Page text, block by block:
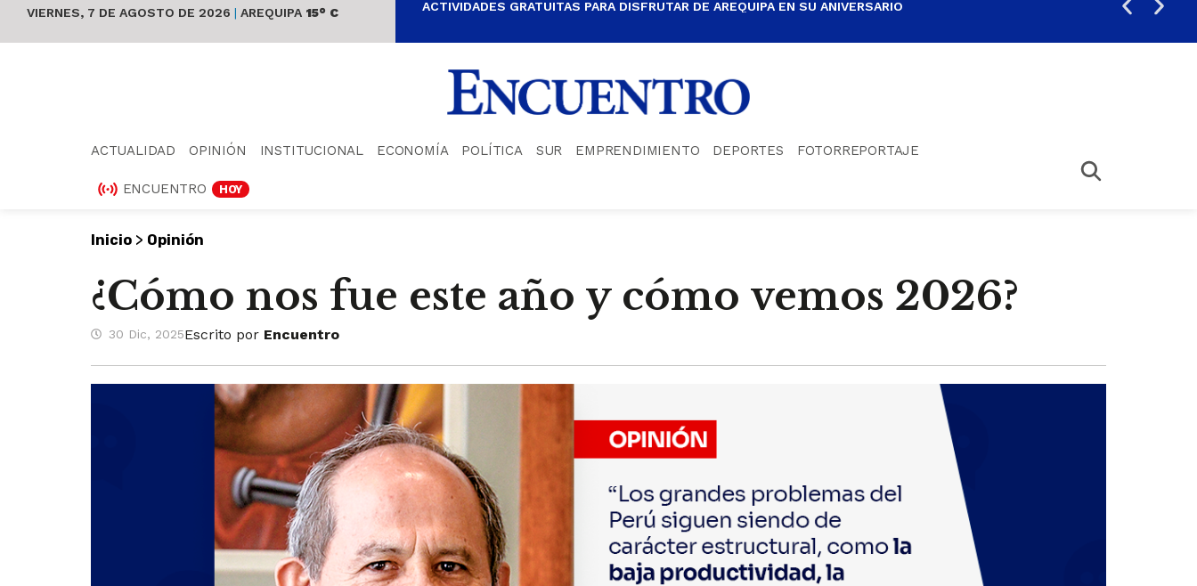
VIERNES, 7 DE AGOSTO DE 2026 | AREQUIPA 15° C ACTIVIDADES GRATUITAS PARA DISFRUTAR DE AREQUIPA EN SU ANIVERSARIO
ACTUALIDAD OPINIÓN INSTITUCIONAL ECONOMÍA POLÍTICA SUR EMPRENDIMIENTO DEPORTES FOTORREPORTAJE
ENCUENTRO HOY
Inicio > Opinión
¿Cómo nos fue este año y cómo vemos 2026?
30 Dic, 2025Escrito por Encuentro